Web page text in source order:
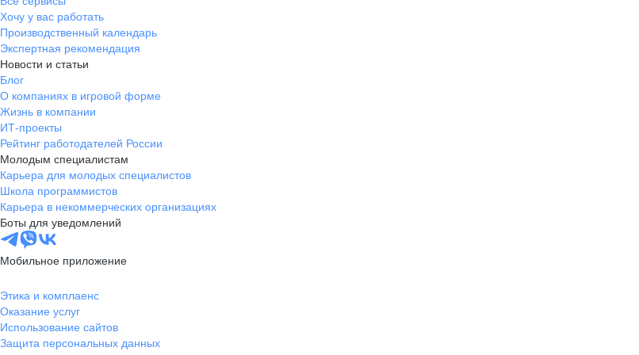
Хочу у вас работать
Производственный календарь
Экспертная рекомендация
Новости и статьи
Блог
О компаниях в игровой форме
Жизнь в компании
ИТ-проекты
Рейтинг работодателей России
Молодым специалистам
Карьера для молодых специалистов
Школа программистов
Карьера в некоммерческих организациях
Боты для уведомлений
Мобильное приложение
Этика и комплаенс
Оказание услуг
Использование сайтов
Защита персональных данных